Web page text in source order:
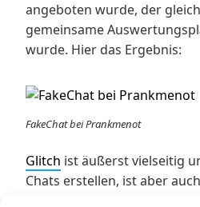
angeboten wurde, der
gemeinsame
wurde. Hier das Ergebnis:
FakeChat bei Prankmenot
Glitch ist äußerst vielseitig
Chats erstellen, ist aber